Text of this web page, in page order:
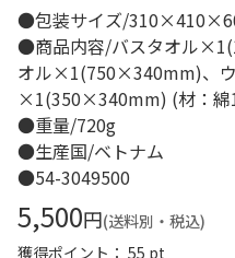
●包装サイズ/
●商品内容/バスタオル
オル×1(750×340mm)、
×1(350×340mm) (材：
●重量/720g
●生産国/ベトナム
●54-3049500
5,500円(送料別・税込)
獲得ポイント： 55 pt